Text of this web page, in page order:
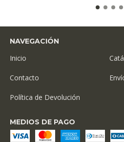
NAVEGACIÓN
Inicio
Contacto
Política de Devolución
MEDIOS DE PAGO